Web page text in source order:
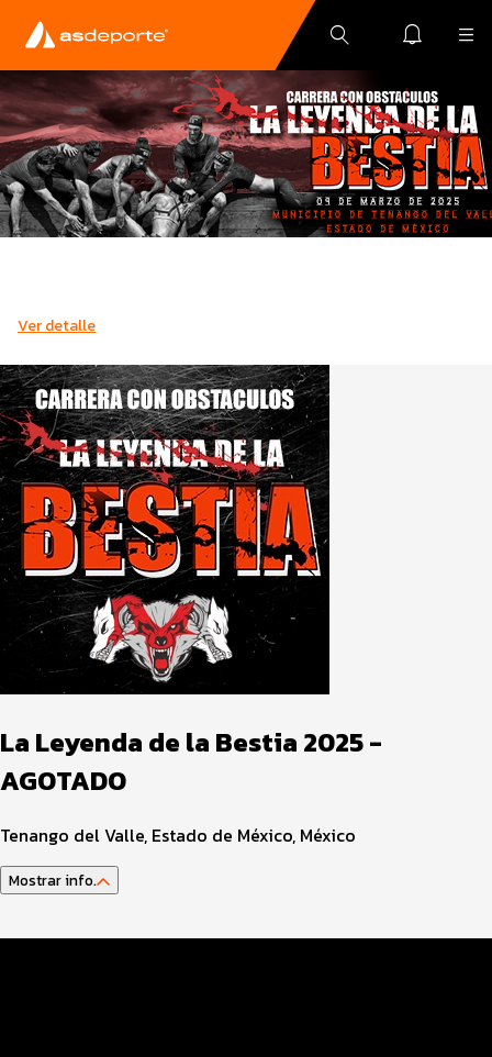
Ver detalle
La Leyenda de la Bestia 2025 -
AGOTADO
Tenango del Valle, Estado de México, México
Mostrar info.